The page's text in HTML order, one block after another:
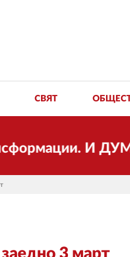
СВЯТ
И ДУМА се
3 март